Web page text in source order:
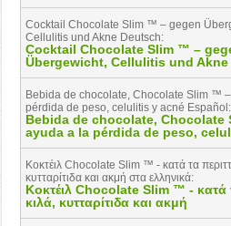
Cocktail Chocolate Slim ™ – gegen
Cellulitis und Akne Deutsch:
Cocktail Chocolate Slim ™ –
Übergewicht, Cellulitis und Akne
Bebida de chocolate, Chocolate Slim ™
pérdida de peso, celulitis y acné Español:
Bebida de chocolate, Chocolate
ayuda a la pérdida de peso,
Kοκτέιλ Chocolate Slim ™ - κατά τα
κυτταρίτιδα και ακμή στα ελληνικά:
Kοκτέιλ Chocolate Slim ™ - κατά
κιλά, κυτταρίτιδα και ακμή